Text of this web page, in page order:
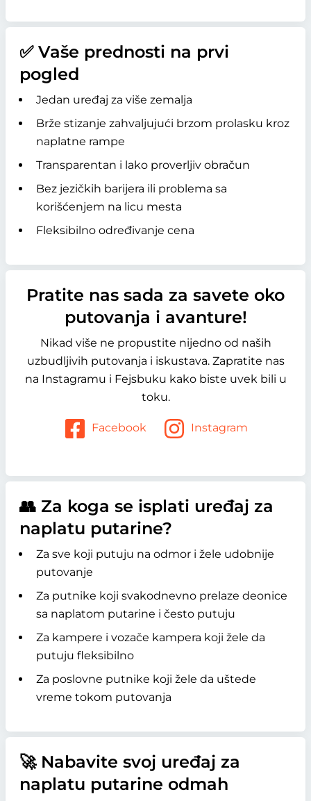
✅ Vaše prednosti na prvi
pogled
Jedan uređaj za više zemalja
Brže stizanje zahvaljujući brzom prolasku kroz
naplatne rampe
Transparentan i lako proverljiv obračun
Bez jezičkih barijera ili problema sa
korišćenjem na licu mesta
Fleksibilno određivanje cena
Pratite nas sada za savete oko
putovanja i avanture!
Nikad više ne propustite nijedno od naših
uzbudljivih putovanja i iskustava. Zapratite nas
na Instagramu i Fejsbuku kako biste uvek bili u
toku.
Facebook Instagram
👥 Za koga se isplati uređaj za
naplatu putarine?
Za sve koji putuju na odmor i žele udobnije
putovanje
Za putnike koji svakodnevno prelaze deonice
sa naplatom putarine i često putuju
Za kampere i vozače kampera koji žele da
putuju fleksibilno
Za poslovne putnike koji žele da uštede
vreme tokom putovanja
🚀 Nabavite svoj uređaj za
naplatu putarine odmah